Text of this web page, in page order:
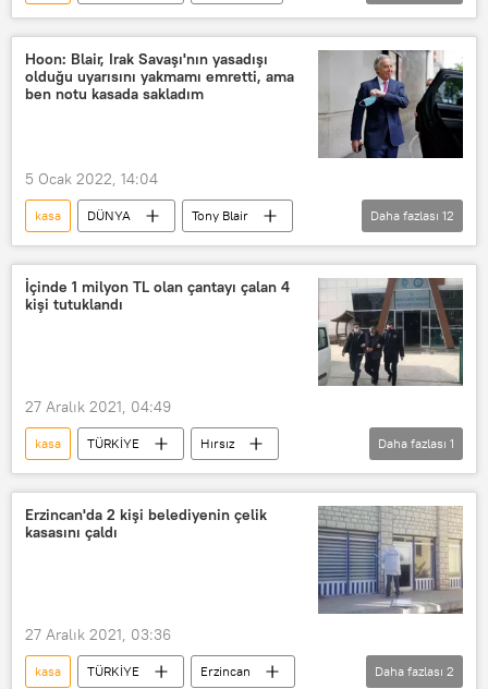
Hırsız
Görüntü
Hırsızlık
Market
CamSoda
Hoon: Blair, Irak Savaşı'nın yasadışı
olduğu uyarısını yakmamı emretti, ama
ben notu kasada sakladım
5 Ocak 2022, 14:04
kasa DÜNYA
Tony Blair
Savunma Bakanı
İngiltere
Britanya
Talimat
yasadışı
Irak işgali
Daha fazlası 12
İçinde 1 milyon TL olan çantayı çalan 4
kişi tutuklandı
27 Aralık 2021, 04:49
kasa TÜRKİYE
Hırsız
Çanta
Daha fazlası 1
Erzincan'da 2 kişi belediyenin çelik
kasasını çaldı
27 Aralık 2021, 03:36
kasa TÜRKİYE
Erzincan
Daha fazlası 2